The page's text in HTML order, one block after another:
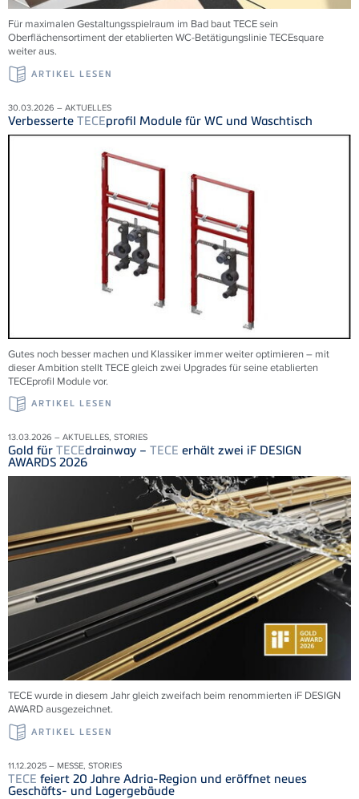
Für maximalen Gestaltungsspielraum im Bad baut TECE sein
Oberflächensortiment der etablierten WC-Betätigungslinie TECEsquare
weiter aus.
ARTIKEL LESEN
30.03.2026 – AKTUELLES
Verbesserte TECEprofil Module für WC und Waschtisch
Gutes noch besser machen und Klassiker immer weiter optimieren – mit
dieser Ambition stellt TECE gleich zwei Upgrades für seine etablierten
TECEprofil Module vor.
ARTIKEL LESEN
13.03.2026 – AKTUELLES, STORIES
Gold für TECEdrainway – TECE erhält zwei iF DESIGN
AWARDS 2026
TECE wurde in diesem Jahr gleich zweifach beim renommierten iF DESIGN
AWARD ausgezeichnet.
ARTIKEL LESEN
11.12.2025 – MESSE, STORIES
TECE feiert 20 Jahre Adria-Region und eröffnet neues
Geschäfts- und Lagergebäude